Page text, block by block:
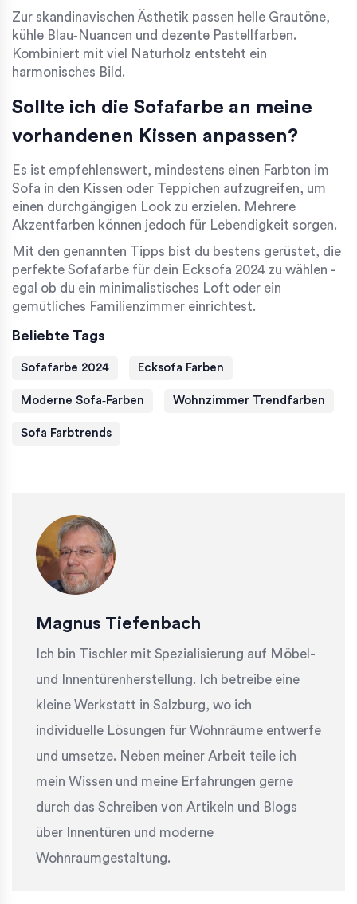
Zur skandinavischen Ästhetik passen helle Grautöne,
kühle Blau‑Nuancen und dezente Pastellfarben.
Kombiniert mit viel Naturholz entsteht ein
harmonisches Bild.
Sollte ich die Sofafarbe an meine
vorhandenen Kissen anpassen?
Es ist empfehlenswert, mindestens einen Farbton im
Sofa in den Kissen oder Teppichen aufzugreifen, um
einen durchgängigen Look zu erzielen. Mehrere
Akzentfarben können jedoch für Lebendigkeit sorgen.
Mit den genannten Tipps bist du bestens gerüstet, die
perfekte Sofafarbe für dein Ecksofa 2024 zu wählen -
egal ob du ein minimalistisches Loft oder ein
gemütliches Familienzimmer einrichtest.
Beliebte Tags
Sofafarbe 2024 Ecksofa Farben
Moderne Sofa‑Farben Wohnzimmer Trendfarben
Sofa Farbtrends
Magnus Tiefenbach
Ich bin Tischler mit Spezialisierung auf Möbel-
und Innentürenherstellung. Ich betreibe eine
kleine Werkstatt in Salzburg, wo ich
individuelle Lösungen für Wohnräume entwerfe
und umsetze. Neben meiner Arbeit teile ich
mein Wissen und meine Erfahrungen gerne
durch das Schreiben von Artikeln und Blogs
über Innentüren und moderne
Wohnraumgestaltung.